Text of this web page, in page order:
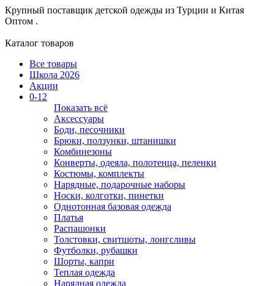
Крупный поставщик детской одежды из Турции и Китая
Оптом .
Каталог товаров
Все товары
Школа 2026
Акции
0-12
Показать всё
Аксессуары
Боди, песочники
Брюки, ползунки, штанишки
Комбинезоны
Конверты, одеяла, полотенца, пеленки
Костюмы, комплекты
Нарядные, подарочные наборы
Носки, колготки, пинетки
Однотонная базовая одежда
Платья
Распашонки
Толстовки, свитшоты, лонгсливы
Футболки, рубашки
Шорты, капри
Теплая одежда
Нарядная одежда